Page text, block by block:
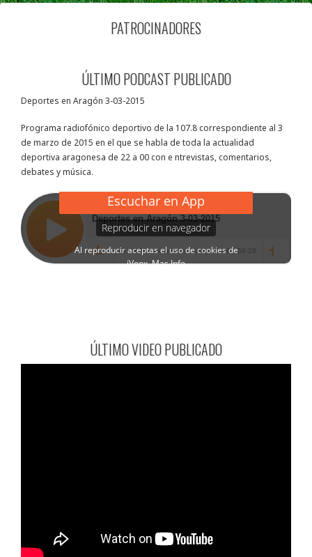
PATROCINADORES
ÚLTIMO PODCAST PUBLICADO
Deportes en Aragón 3-03-2015
Programa radiofónico deportivo de la 107.8 correspondiente al 3
de marzo de 2015 en el que se habla de toda la actualidad
deportiva aragonesa de 22 a 00 con e ntrevistas, comentarios,
debates y música.
ÚLTIMO VIDEO PUBLICADO